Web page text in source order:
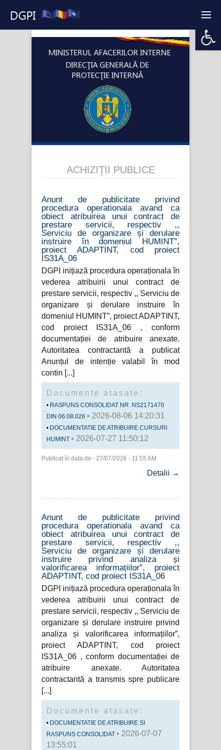
MINISTERUL AFACERILOR INTERNE
DIRECŢIA GENERALĂ DE
PROTECŢIE INTERNĂ
ACHIZIŢII PUBLICE
Anunt de publicitate privind
procedura operationala avand ca
obiect atribuirea unui contract de
prestare servicii, respectiv ,,
Serviciu de organizare și derulare
instruire în domeniul HUMINT”,
proiect ADAPTINT, cod proiect
IS31A_06
DGPI inițiază procedura operaționala în
vederea atribuirii unui contract de
prestare servicii, respectiv ,, Serviciu de
organizare și derulare instruire în
domeniul HUMINT”, proiect ADAPTINT,
cod proiect IS31A_06 , conform
documentației de atribuire anexate.
Autoritatea contractantă a publicat
Anunțul de intenție valabil în mod
contin
Documente atasate:
RASPUNS CONSOLIDAT NR. NS2171470
DIN 06.08.026 • 2026-08-06 14:20:31
DOCUMENTATIE DE ATRIBUIRE CURSURI
HUMINT • 2026-07-27 11:50:12
Publicat în data de - 27/07/2026 - 11:55 AM
Detalii →
Anunt de publicitate privind
procedura operationala avand ca
obiect atribuirea unui contract de
prestare servicii, respectiv ,,
Serviciu de organizare și derulare
instruire privind analiza și
valorificarea informațiilor”, proiect
ADAPTINT, cod proiect IS31A_06
DGPI inițiază procedura operaționala în
vederea atribuirii unui contract de
prestare servicii, respectiv ,, Serviciu de
organizare și derulare instruire privind
analiza și valorificarea informațiilor”,
proiect ADAPTINT, cod proiect
IS31A_06 , conform documentației de
atribuire anexate. Autoritatea
contractantă a transmis spre publicare
Documente atasate:
DOCUMENTATIE DE ATRIBUIRE SI
RASPUNS CONSOLIDAT • 2026-07-07
13:55:01
DGPI